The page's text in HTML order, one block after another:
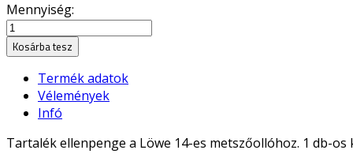
Mennyiség:
Kosárba tesz
Termék adatok
Vélemények
Infó
Tartalék ellenpenge a Löwe 14-es metszőollóhoz. 1 db-os